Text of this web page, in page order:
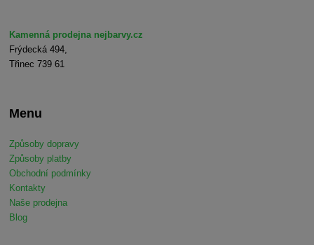
Kamenná prodejna nejbarvy.cz
Frýdecká 494,
Třinec 739 61
Menu
Způsoby dopravy
Způsoby platby
Obchodní podmínky
Kontakty
Naše prodejna
Blog